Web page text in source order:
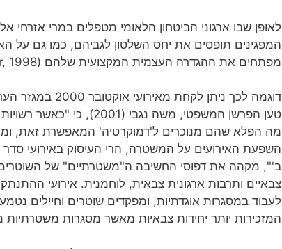
לאופן שבו ארגוני הביטחון הלאומי מטפלים במרי
המפגינים תופסים את יחס השלטון לגביהם, כמו גם על
מפתחים את ההגדרה העצמית המקצועית שלהם (Della Porta and Reiter, 1998, ע' 1).
דוגמה לכך ניתן
טען הפרשן המשפטי, משה
מה הפלא שהם מנוכרים ל'דמוקרטיה' המאפשרת זאת,
השפעת האירועים על המשטרה, הרי העיסוק באירועי
ב'", מקהה את דפוסי החשיבה ה"משטרתיים" של
צבאיים ותרבות ארגונית צבאית, לוחמנית. אירועי
לעבוד במסגרות אוגדתיות, ומפקדים שוטרים וחיילים
המזכירות יותר יחידות צבאיות מאשר מסגרות משטרתיות